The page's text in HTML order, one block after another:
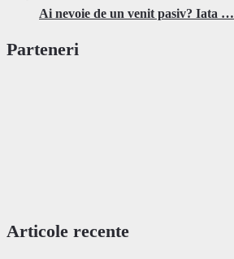
Ai nevoie de un venit pasiv? Iata …
Parteneri
Articole recente